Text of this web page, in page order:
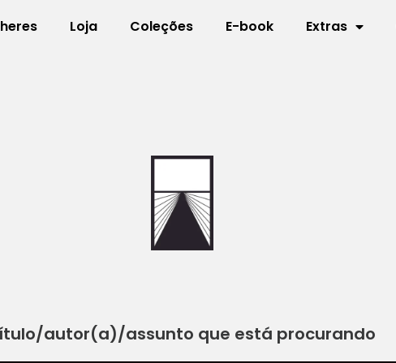
Loja Coleções E-book Extras
autor(a)/assunto que está procurando